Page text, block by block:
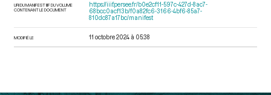
URI DU MANIFEST IIIF DU VOLUME
CONTENANT LE DOCUMENT
https://iiif.persee.fr/b0e2cf11-597c-427d-8ac7-
68bcc0acf13b/f0a82fc6-3166-4bf6-85a7-
810dc87a17bc/manifest
MODIFIÉ LE 11 octobre 2024 à 05:38